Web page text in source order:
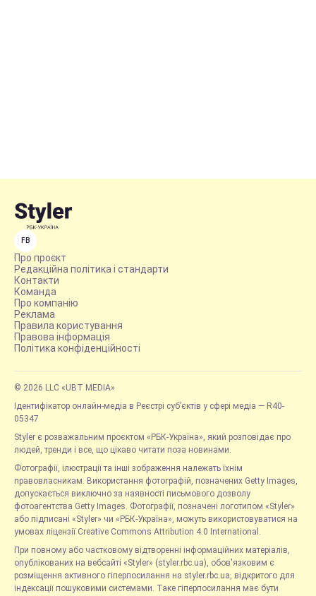
FB
Про проєкт
Редакційна політика і стандарти
Контакти
Команда
Про компанію
Реклама
Правила користування
Правова інформація
Політика конфіденційності
© 2026 LLC «UBT MEDIA»
Ідентифікатор онлайн-медіа в Реєстрі суб’єктів у сфері медіа — R40-
05347
Styler є розважальним проєктом «РБК-Україна», який розповідає про
людей, тренди і все, що цікаво читати поза новинами.
Фотографії, ілюстрації та інші зображення належать їхнім
правовласникам. Використання фотографій, позначених Getty Images,
допускається виключно за наявності письмового дозволу
фотоагентства Getty Images. Фотографії, позначені логотипом «Styler»
або підписані «Styler» чи «РБК-Україна», можуть використовуватися на
умовах ліцензії Creative Commons Attribution 4.0 International.
При повному або частковому відтворенні інформаційних матеріалів,
опублікованих на вебсайті «Styler» (styler.rbc.ua), обов'язковим є
розміщення активного гіперпосилання на styler.rbc.ua, відкритого для
індексації пошуковими системами. Таке гіперпосилання має бути